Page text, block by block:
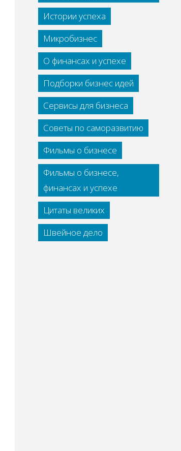
Истории успеха
Микробизнес
О финансах и успехе
Подборки бизнес идей
Сервисы для бизнеса
Советы по саморазвитию
Фильмы о бизнесе
Фильмы о бизнесе,
финансах и успехе
Цитаты великих
Швейное дело